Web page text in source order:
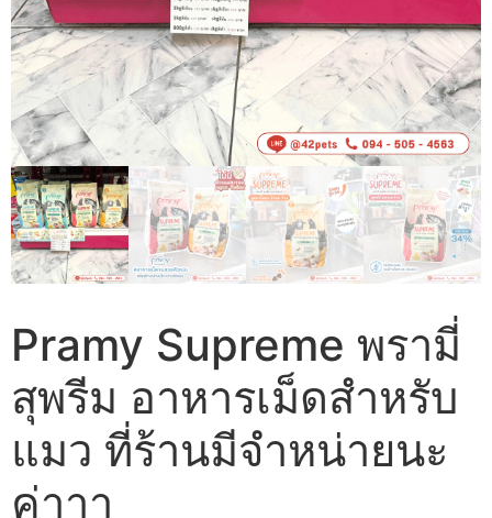
Pramy Supreme พรามี่
สุพรีม อาหารเม็ดสำหรับ
แมว ที่ร้านมีจำหน่ายนะ
ค่าาา